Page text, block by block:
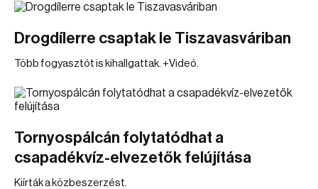
Drogdílerre csaptak le Tiszavasváriban
Több fogyasztót is kihallgattak. +Videó.
Tornyospálcán folytatódhat a
csapadékvíz-elvezetők felújítása
Kiírták a közbeszerzést.